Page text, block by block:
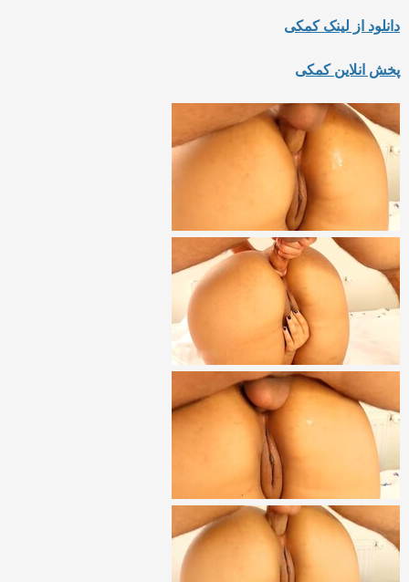
دانلود از لینک کمکی
پخش انلاین کمکی